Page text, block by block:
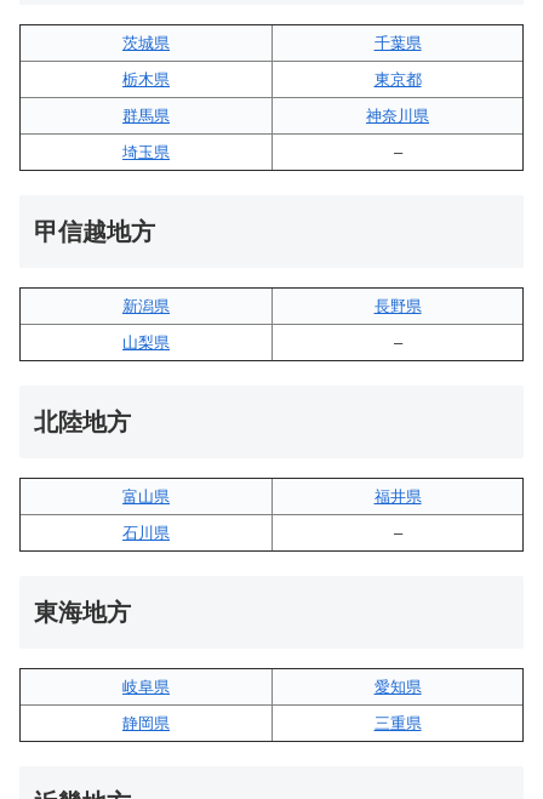
茨城県
千葉県
栃木県
東京都
群馬県
神奈川県
埼玉県
–
甲信越地方
新潟県
長野県
山梨県
–
北陸地方
富山県
福井県
石川県
–
東海地方
岐阜県
愛知県
静岡県
三重県